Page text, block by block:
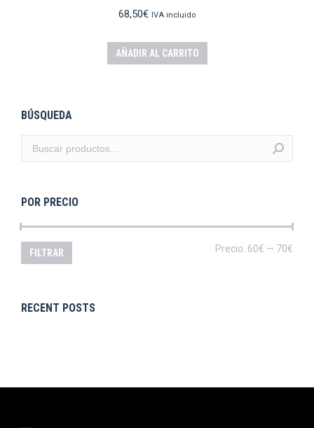
68,50€ IVA incluido
AÑADIR AL CARRITO
BÚSQUEDA
POR PRECIO
FILTRAR Precio: 60€ — 70€
RECENT POSTS